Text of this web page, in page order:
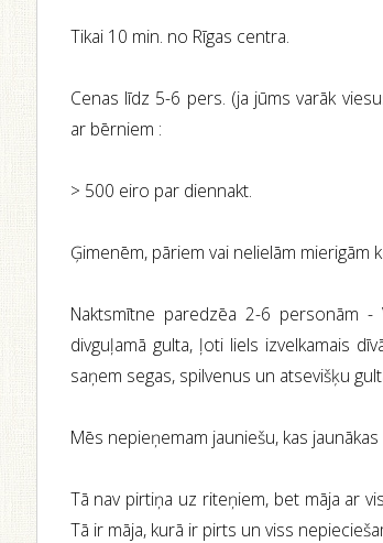
Tikai 10 min. no Rīgas centra.
Сenas līdz 5-6 pers. (ja jūms varāk
ar bērniem :
> 500 eiro par diennakt.
Ģimenēm, pāriem vai nelielām mierigām
Naktsmītne paredzēa 2-6 personām -
divguļamā gulta, ļoti liels izvelkamais
saņem segas, spilvenus un atsevišķu
Mēs nepieņemam jauniešu, kas
Tā nav pirtiņa uz riteņiem, bet māja ar
Tā ir māja, kurā ir pirts un viss